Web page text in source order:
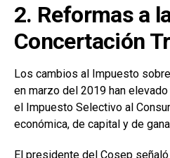
2. Reformas a
Concertación
Los cambios al Impuesto
en marzo del 2019 han
el Impuesto Selectivo al
económica, de capital y de
El presidente del Cosep